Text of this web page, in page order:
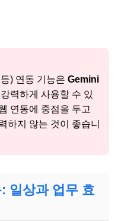
) 연동 기능은 Gemini
력하게 사용할 수 있
연동에 중점을 두고
하지 않는 것이 좋습니
일상과 업무 효